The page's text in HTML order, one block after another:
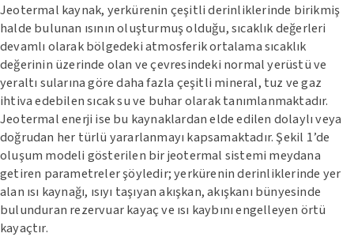
Jeotermal kaynak, yerkürenin çeşitli derinliklerinde birikmiş
halde bulunan ısının oluşturmuş olduğu, sıcaklık değerleri
devamlı olarak bölgedeki atmosferik ortalama sıcaklık
değerinin üzerinde olan ve çevresindeki normal yerüstü ve
yeraltı sularına göre daha fazla çeşitli mineral, tuz ve gaz
ihtiva edebilen sıcak su ve buhar olarak tanımlanmaktadır.
Jeotermal enerji ise bu kaynaklardan elde edilen dolaylı veya
doğrudan her türlü yararlanmayı kapsamaktadır. Şekil 1’de
oluşum modeli gösterilen bir jeotermal sistemi meydana
getiren parametreler şöyledir; yerkürenin derinliklerinde yer
alan ısı kaynağı, ısıyı taşıyan akışkan, akışkanı bünyesinde
bulunduran rezervuar kayaç ve ısı kaybını engelleyen örtü
kayaçtır.